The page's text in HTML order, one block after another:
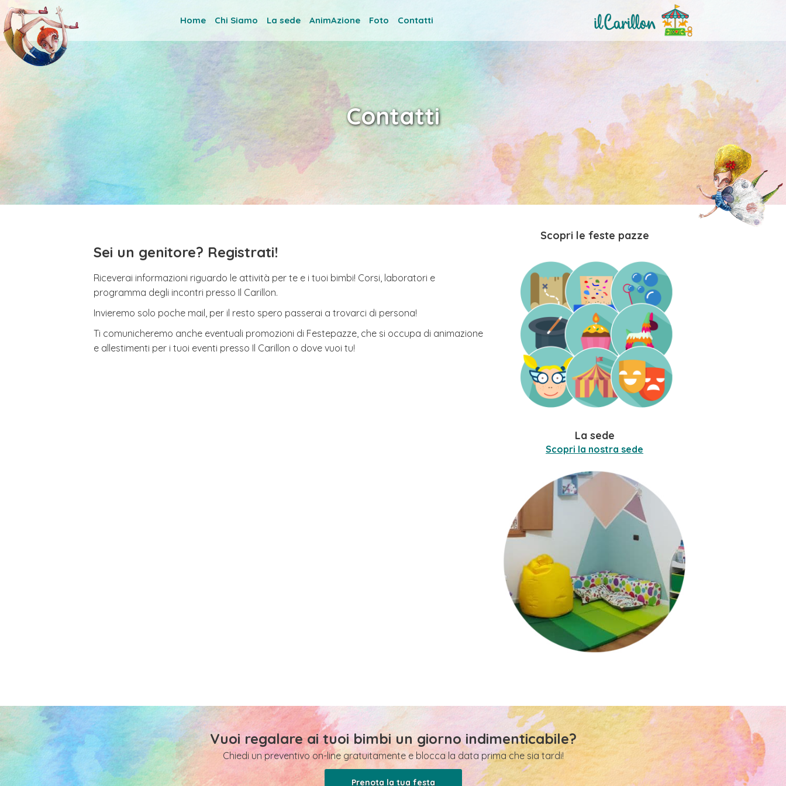
Skip
to
content
Home Chi Siamo La sede AnimAzione Foto Contatti
Contatti
Sei un genitore? Registrati!
Riceverai informazioni riguardo le attività per te e i tuoi bimbi! Corsi, laboratori e
programma degli incontri presso Il Carillon.
Invieremo solo poche mail, per il resto spero passerai a trovarci di persona!
Ti comunicheremo anche eventuali promozioni di Festepazze, che si occupa di animazione
e allestimenti per i tuoi eventi presso Il Carillon o dove vuoi tu!
Scopri le feste pazze
La sede
Scopri la nostra sede
Vuoi regalare ai tuoi bimbi un giorno indimenticabile?
Chiedi un preventivo on-line gratuitamente e blocca la data prima che sia tardi!
Prenota la tua festa